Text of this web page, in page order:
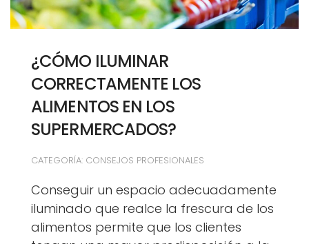
¿CÓMO ILUMINAR
CORRECTAMENTE LOS
ALIMENTOS EN LOS
SUPERMERCADOS?
CATEGORÍA: CONSEJOS PROFESIONALES
Conseguir un espacio adecuadamente
iluminado que realce la frescura de los
alimentos permite que los clientes